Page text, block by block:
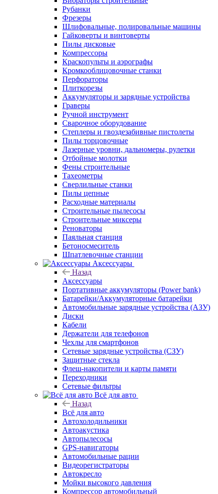
Рубанки
Фрезеры
Шлифовальные, полировальные машины
Гайковерты и винтоверты
Пилы дисковые
Компрессоры
Краскопульты и аэрографы
Кромкооблицовочные станки
Перфораторы
Плиткорезы
Аккумуляторы и зарядные устройства
Граверы
Ручной инструмент
Сварочное оборудование
Степлеры и гвоздезабивные пистолеты
Пилы торцовочные
Лазерные уровни, дальномеры, рулетки
Отбойные молотки
Фены строительные
Тахеометры
Сверлильные станки
Пилы цепные
Расходные материалы
Строительные пылесосы
Строительные миксеры
Реноваторы
Паяльная станция
Бетоносмеситель
Шпатлевочные станции
Аксессуары
Назад
Аксессуары
Портативные аккумуляторы (Power bank)
Батарейки/Аккумуляторные батарейки
Автомобильные зарядные устройства (АЗУ)
Диски
Кабели
Держатели для телефонов
Чехлы для смартфонов
Сетевые зарядные устройства (СЗУ)
Защитные стекла
Флеш-накопители и карты памяти
Переходники
Сетевые фильтры
Всё для авто
Назад
Всё для авто
Автохолодильники
Автоакустика
Автопылесосы
GPS-навигаторы
Автомобильные рации
Видеорегистраторы
Автокресло
Мойки высокого давления
Компрессор автомобильный